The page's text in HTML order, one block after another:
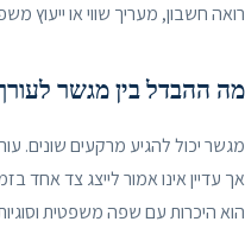
רואה חשבון, מעריך שווי או ייעוץ
מה ההבדל בין מגשר
מגשר יכול להגיע מרקעים שונים.
אך עדיין אינו אמור לייצג צד אחד
הוא היכרות עם שפה משפטית